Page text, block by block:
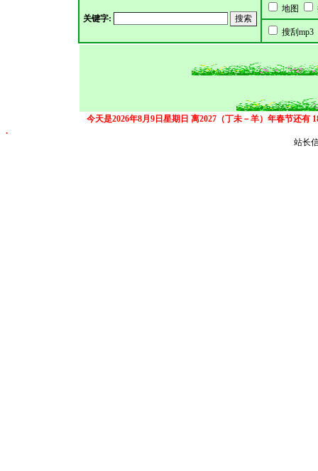
关键字:
地图
搜刮mp3
今天是2026年8月9日星期日 离2027（丁未－羊）年春节还有
.
站长